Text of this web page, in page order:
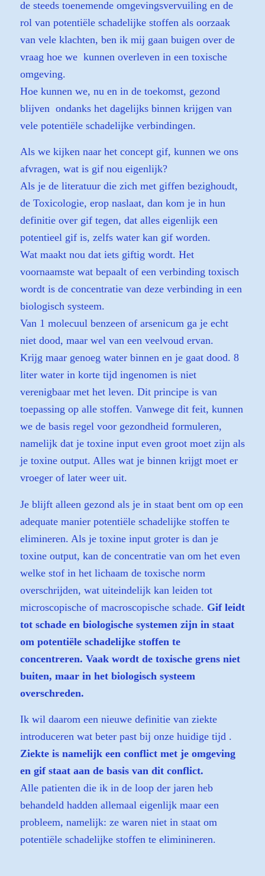
de steeds toenemende omgevingsvervuiling en de
rol van potentiële schadelijke stoffen als oorzaak
van vele klachten, ben ik mij gaan buigen over de
vraag hoe we kunnen overleven in een toxische
omgeving.
Hoe kunnen we, nu en in de toekomst, gezond
blijven ondanks het dagelijks binnen krijgen van
vele potentiële schadelijke verbindingen.
Als we kijken naar het concept gif, kunnen we ons
afvragen, wat is gif nou eigenlijk?
Als je de literatuur die zich met giffen bezighoudt,
de Toxicologie, erop naslaat, dan kom je in hun
definitie over gif tegen, dat alles eigenlijk een
potentieel gif is, zelfs water kan gif worden.
Wat maakt nou dat iets giftig wordt. Het
voornaamste wat bepaalt of een verbinding toxisch
wordt is de concentratie van deze verbinding in een
biologisch systeem.
Van 1 molecuul benzeen of arsenicum ga je echt
niet dood, maar wel van een veelvoud ervan.
Krijg maar genoeg water binnen en je gaat dood. 8
liter water in korte tijd ingenomen is niet
verenigbaar met het leven. Dit principe is van
toepassing op alle stoffen. Vanwege dit feit, kunnen
we de basis regel voor gezondheid formuleren,
namelijk dat je toxine input even groot moet zijn als
je toxine output. Alles wat je binnen krijgt moet er
vroeger of later weer uit.
Je blijft alleen gezond als je in staat bent om op een
adequate manier potentiële schadelijke stoffen te
elimineren. Als je toxine input groter is dan je
toxine output, kan de concentratie van om het even
welke stof in het lichaam de toxische norm
overschrijden, wat uiteindelijk kan leiden tot
microscopische of macroscopische schade. Gif leidt
tot schade en biologische systemen zijn in staat
om potentiële schadelijke stoffen te
concentreren. Vaak wordt de toxische grens niet
buiten, maar in het biologisch systeem
overschreden.
Ik wil daarom een nieuwe definitie van ziekte
introduceren wat beter past bij onze huidige tijd .
Ziekte is namelijk een conflict met je omgeving
en gif staat aan de basis van dit conflict.
Alle patienten die ik in de loop der jaren heb
behandeld hadden allemaal eigenlijk maar een
probleem, namelijk: ze waren niet in staat om
potentiële schadelijke stoffen te eliminineren.